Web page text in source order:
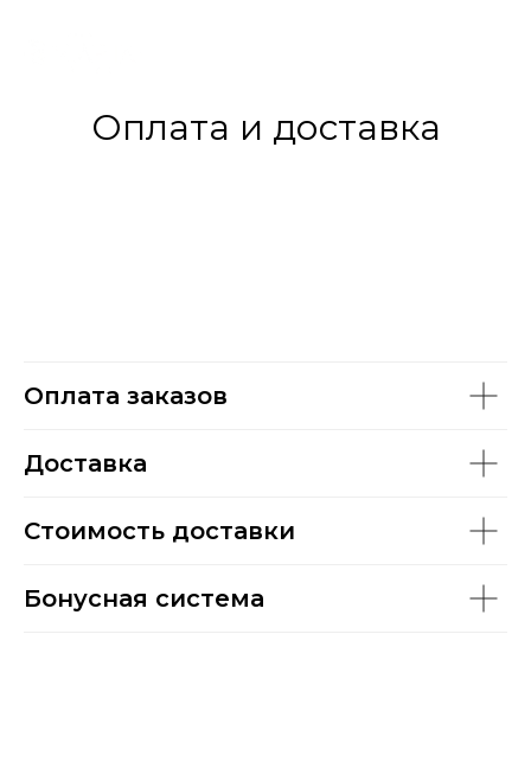
Оплата и доставка
Оплата заказов
Доставка
Стоимость доставки
Бонусная система